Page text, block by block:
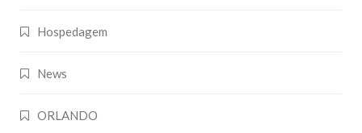
Hospedagem
News
ORLANDO